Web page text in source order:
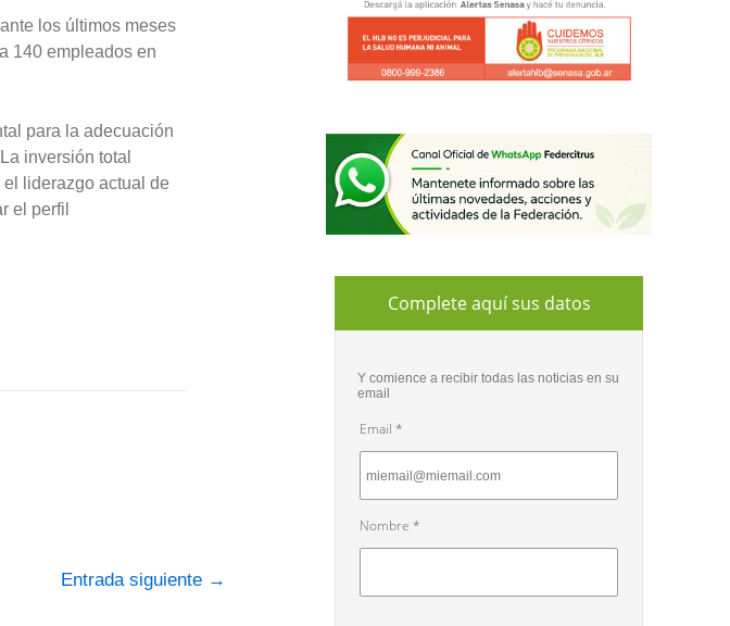
los últimos meses
140 empleados en
para la adecuación
inversión total
liderazgo actual de
el perfil
Entrada siguiente →